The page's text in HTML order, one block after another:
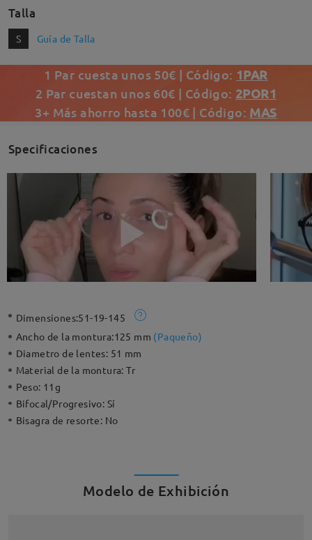
Talla
S Guía de Talla
1 Par cuesta unos 50€ | Código: 1PAR
2 Par cuestan unos 60€ | Código: 2POR1
3+ Más ahorro hasta 100€ | Código: MAS
Specificaciones
Dimensiones:51-19-145
Ancho de la montura:125 mm (Paqueño)
Diametro de lentes: 51 mm
Material de la montura:Tr
Peso: 11g
Bifocal/Progresivo: Sí
Bisagra de resorte: No
Modelo de Exhibición